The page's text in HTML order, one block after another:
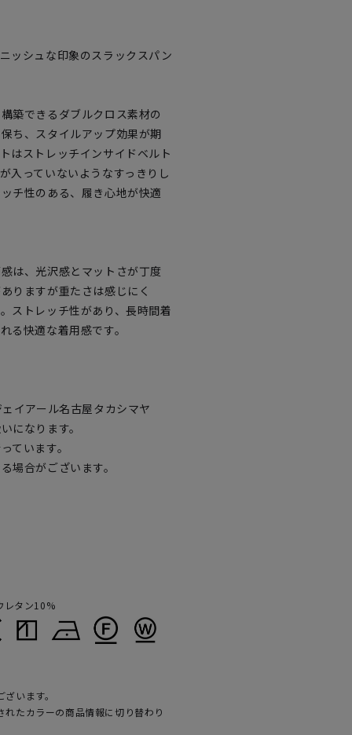
ッシュな印象のスラックスパン
築できるダブルクロス素材の
ち、スタイルアップ効果が期
はストレッチインサイドベルト
入っていないようなすっきりし
チ性のある、履き心地が快適
は、光沢感とマットさが丁度
りますが重たさは感じにく
ストレッチ性があり、長時間着
る快適な着用感です。
イアール名古屋タカシマヤ
になります。
ています。
場合がございます。
レタン10%
います。
たカラーの商品情報に切り替わり